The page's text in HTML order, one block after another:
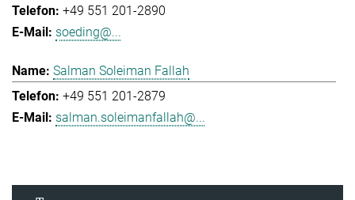
+49 551 201-2890
soeding@...
Salman Soleiman Fallah
+49 551 201-2879
salman.soleimanfallah@...